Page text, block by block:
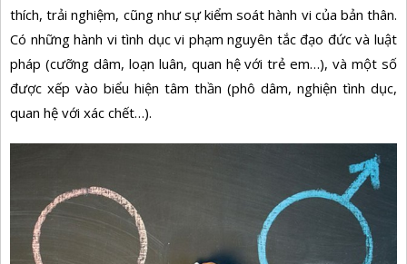
thích, trải nghiệm, cũng như sự kiểm soát hành vi của bản thân.
Có những hành vi tình dục vi phạm nguyên tắc đạo đức và luật
pháp (cưỡng dâm, loạn luân, quan hệ với trẻ em…), và một số
được xếp vào biểu hiện tâm thần (phô dâm, nghiện tình dục,
quan hệ với xác chết…).